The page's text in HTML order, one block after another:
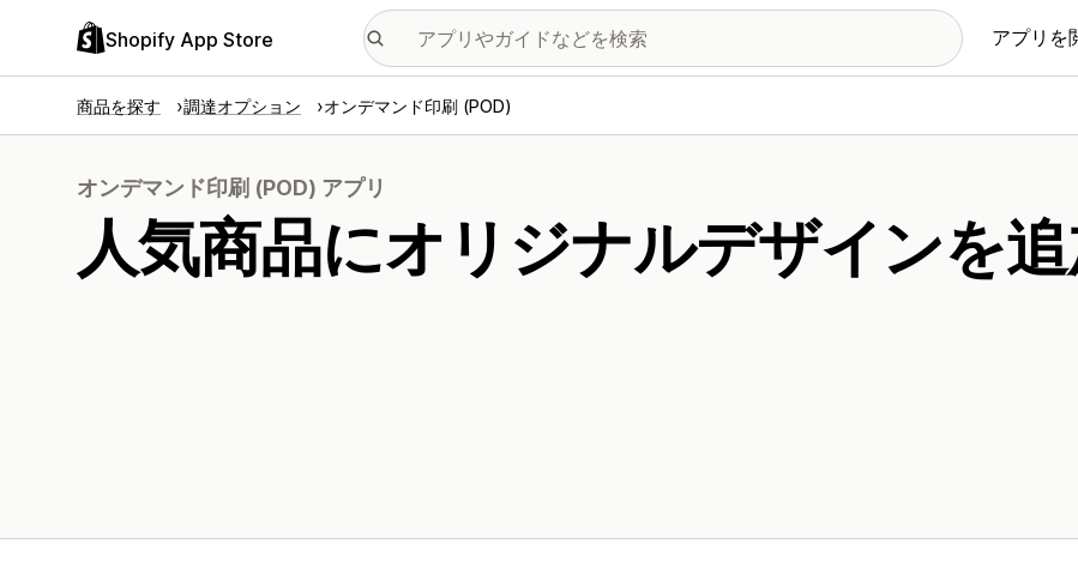
Shopify App Store アプリを
商品を探す 調達オプション オンデマンド印刷 (POD)
オンデマンド印刷 (POD) アプリ
人気商品にオリジナルデザインを